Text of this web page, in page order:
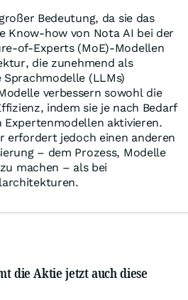
Bedeutung, da sie das
Know-how von Nota AI bei der
of-Experts (MoE)-Modellen
die zunehmend als
(LLMs)
verbessern sowohl die
indem sie je nach Bedarf
Expertenmodellen aktivieren.
erfordert jedoch einen anderen
– dem Prozess, Modelle
machen – als bei
die Aktie jetzt auch diese